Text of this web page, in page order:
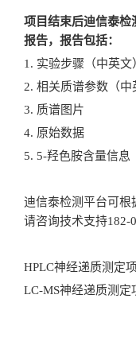
项目结束后迪信泰检
报告，报告包括：
1. 实验步骤（中英文
2. 相关质谱参数（中
3. 质谱图片
4. 原始数据
5. 5-羟色胺含量信息
迪信泰检测平台可根
请咨询技术支持182-
HPLC神经递质测定
LC-MS神经递质测定